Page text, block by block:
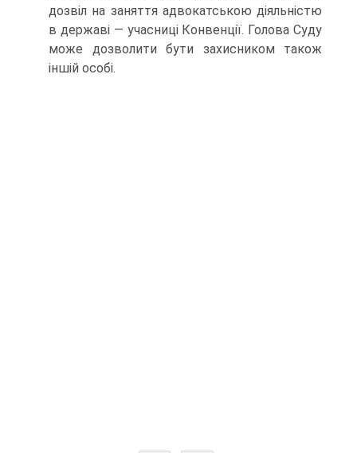
дозвіл на заняття адвокатською діяльністю
в державі — учасниці Конвенції. Голова Суду
може дозволити бути захисником також
іншій особі.